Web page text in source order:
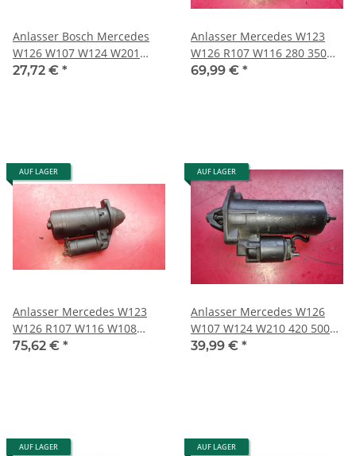
Anlasser Bosch Mercedes
W126 W107 W124 W201
R129 260 300 0001110016
27,72 € *
Anlasser Mercedes W123
W126 R107 W116 280 350
380 450 500 0021517101
69,99 € *
AUF LAGER
Anlasser Mercedes W123
W126 R107 W116 W108
W109 W114 W115
75,62 € *
AUF LAGER
Anlasser Mercedes W126
W107 W124 W210 420 500
560 Bosch 0001110039
39,99 € *
AUF LAGER AUF LAGER